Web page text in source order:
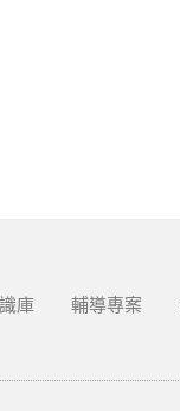
庫 輔導專案